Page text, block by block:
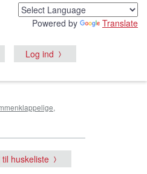
Powered by Translate
Log ind
til huskeliste